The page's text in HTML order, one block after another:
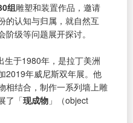
组雕塑和装置作品，邀请
的认知与归属，就自然互
级等问题展开探讨。
生于1980年，是拉丁美洲
2019年威尼斯双年展。他
相结合，制作一系列墙上雕
了「现成物 」（object